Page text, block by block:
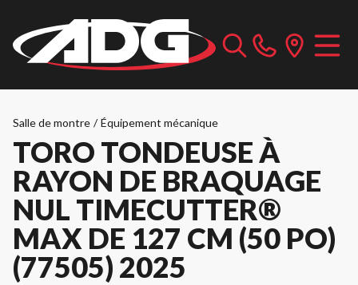
Salle de montre / Équipement mécanique
TORO TONDEUSE À
RAYON DE BRAQUAGE
NUL TIMECUTTER®
MAX DE 127 CM (50 PO)
(77505) 2025